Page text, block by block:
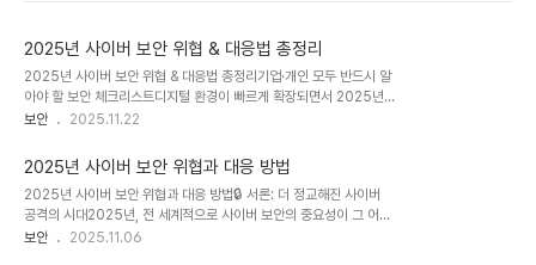
2025년 사이버 보안 위협 & 대응법 총정리
2025년 사이버 보안 위협 & 대응법 총정리기업·개인 모두 반드시 알
아야 할 보안 체크리스트디지털 환경이 빠르게 확장되면서 2025년
보안 위협은 더 정교하고, 더 빠르게 진화하고 있습니다. 특히 AI 기반
개인 모두가 반드시 대비해야 할 핵심 이슈입니다.아래에서는 2025
년에 예상되는 주요 사이버 보안 위협과 실전 대응 전략을 체계적으로
정리했습니다.📌 목차2025년 사이버 보안 트렌드가장 위험한 보안
위협 TOP 5개인이 반드시 해야 할 보안 대응법기업·조직을 위한 보
안 전략 1. 2025년 사이버 보안 트렌드2025년 보안 환경은 다음과
보안 2025.11.22
2025년 사이버 보안 위협과 대응 방법
2025년 사이버 보안 위협과 대응 방법🔒 서론: 더 정교해진 사이버
공격의 시대2025년, 전 세계적으로 사이버 보안의 중요성이 그 어느
때보다 커지고 있습니다.AI·클라우드·IoT·원격근무 환경이 일상화되
보안 2025.11.06